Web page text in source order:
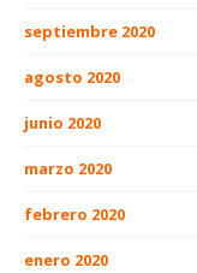
septiembre 2020
agosto 2020
junio 2020
marzo 2020
febrero 2020
enero 2020